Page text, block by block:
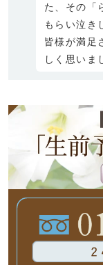
た、その「
もらい泣き
皆様が満足
しく思いま